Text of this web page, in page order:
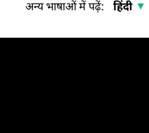
अन्य भाषाओं में पढ़ें: हिंदी